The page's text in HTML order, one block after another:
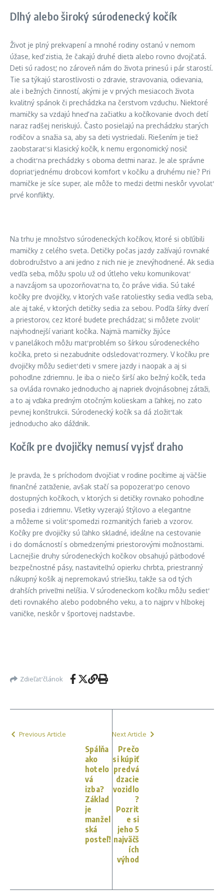
Dlhý alebo široký súrodenecký kočík
Život je plný prekvapení a mnohé rodiny ostanú v nemom
úžase, keď zistia, že čakajú druhé dieťa alebo rovno dvojčatá.
Deti sú radosť, no zároveň nám do života prinesú i pár starostí.
Tie sa týkajú starostlivosti o zdravie, stravovania, odievania,
ale i bežných činností, akými je v prvých mesiacoch života
kvalitný spánok či prechádzka na čerstvom vzduchu. Niektoré
mamičky sa vzdajú hneď na začiatku a kočíkovanie dvoch detí
naraz radšej neriskujú. Často posielajú na prechádzku starých
rodičov a snažia sa, aby sa deti vystriedali. Riešením je tiež
zaobstarať si klasický kočík, k nemu ergonomický nosič
a chodiť na prechádzky s oboma deťmi naraz. Je ale správne
dopriať jednému drobcovi komfort v kočíku a druhému nie? Pri
mamičke je síce super, ale môže to medzi deťmi neskôr vyvolať
prvé konflikty.
Na trhu je množstvo súrodeneckých kočíkov, ktoré si obľúbili
mamičky z celého sveta. Detičky počas jazdy zažívajú rovnaké
dobrodružstvo a ani jedno z nich nie je znevýhodnené. Ak sedia
vedľa seba, môžu spolu už od útleho veku komunikovať
a navzájom sa upozorňovať na to, čo práve vidia. Sú také
kočíky pre dvojičky, v ktorých vaše ratoliestky sedia vedľa seba,
ale aj také, v ktorých detičky sedia za sebou. Podľa šírky dverí
a priestorov, cez ktoré budete prechádzať, si môžete zvoliť
najvhodnejší variant kočíka. Najmä mamičky žijúce
v panelákoch môžu mať problém so šírkou súrodeneckého
kočíka, preto si nezabudnite odsledovať rozmery. V kočíku pre
dvojičky môžu sedieť deti v smere jazdy i naopak a aj si
pohodlne zdriemnu. Je iba o niečo širší ako bežný kočík, teda
sa ovláda rovnako jednoducho aj napriek dvojnásobnej záťaži,
a to aj vďaka predným otočným kolieskam a ľahkej, no zato
pevnej konštrukcii. Súrodenecký kočík sa dá zložiť tak
jednoducho ako dáždnik.
Kočík pre dvojičky nemusí vyjsť draho
Je pravda, že s príchodom dvojčiat v rodine pocítime aj väčšie
finančné zaťaženie, avšak stačí sa popozerať po cenovo
dostupných kočíkoch, v ktorých si detičky rovnako pohodlne
posedia i zdriemnu. Všetky vyzerajú štýlovo a elegantne
a môžeme si voliť spomedzi rozmanitých farieb a vzorov.
Kočíky pre dvojičky sú ľahko skladné, ideálne na cestovanie
i do domácností s obmedzenými priestorovými možnosťami.
Lacnejšie druhy súrodeneckých kočíkov obsahujú päťbodové
bezpečnostné pásy, nastaviteľnú opierku chrbta, priestranný
nákupný košík aj nepremokavú striešku, takže sa od tých
drahších priveľmi nelíšia. V súrodeneckom kočíku môžu sedieť
deti rovnakého alebo podobného veku, a to najprv v hlbokej
vaničke, neskôr v športovej nadstavbe.
Zdieľať článok
Previous Article
Spálňa
ako
hotelo
vá
izba?
Základ
je
manžel
ská
posteľ!
Next Article
Prečo
si kúpiť
predvá
dzacie
vozidlo
?
Pozrit
e si
jeho 5
najväčš
ích
výhod